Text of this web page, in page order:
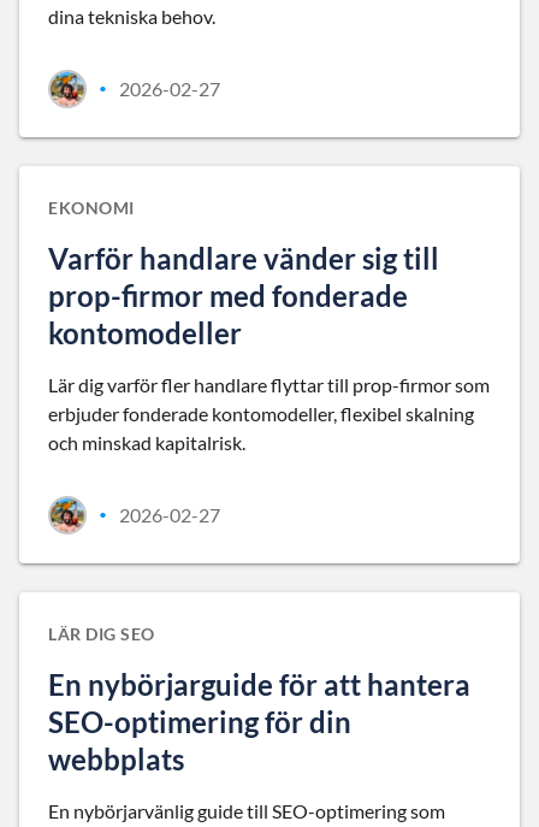
dina tekniska behov.
• 2026-02-27
EKONOMI
Varför handlare vänder sig till
prop-firmor med fonderade
kontomodeller
Lär dig varför fler handlare flyttar till prop-firmor som
erbjuder fonderade kontomodeller, flexibel skalning
och minskad kapitalrisk.
• 2026-02-27
LÄR DIG SEO
En nybörjarguide för att hantera
SEO-optimering för din
webbplats
En nybörjarvänlig guide till SEO-optimering som